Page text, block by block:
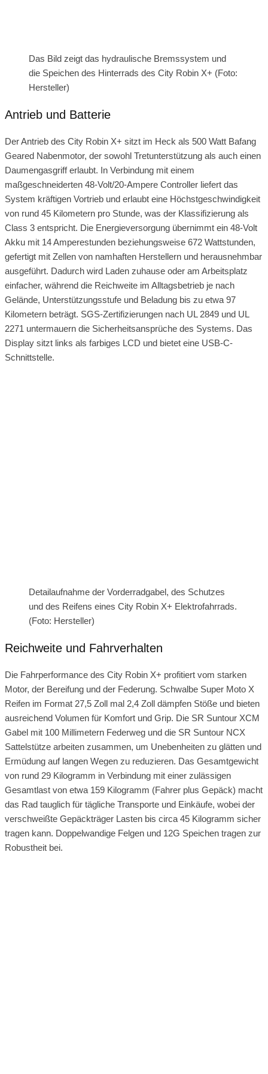
Das Bild zeigt das hydraulische Bremssystem und
die Speichen des Hinterrads des City Robin X+ (Foto:
Hersteller)
Antrieb und Batterie
Der Antrieb des City Robin X+ sitzt im Heck als 500 Watt Bafang
Geared Nabenmotor, der sowohl Tretunterstützung als auch einen
Daumengasgriff erlaubt. In Verbindung mit einem
maßgeschneiderten 48-Volt/20-Ampere Controller liefert das
System kräftigen Vortrieb und erlaubt eine Höchstgeschwindigkeit
von rund 45 Kilometern pro Stunde, was der Klassifizierung als
Class 3 entspricht. Die Energieversorgung übernimmt ein 48-Volt
Akku mit 14 Amperestunden beziehungsweise 672 Wattstunden,
gefertigt mit Zellen von namhaften Herstellern und herausnehmbar
ausgeführt. Dadurch wird Laden zuhause oder am Arbeitsplatz
einfacher, während die Reichweite im Alltagsbetrieb je nach
Gelände, Unterstützungsstufe und Beladung bis zu etwa 97
Kilometern beträgt. SGS-Zertifizierungen nach UL 2849 und UL
2271 untermauern die Sicherheitsansprüche des Systems. Das
Display sitzt links als farbiges LCD und bietet eine USB-C-
Schnittstelle.
Detailaufnahme der Vorderradgabel, des Schutzes
und des Reifens eines City Robin X+ Elektrofahrrads.
(Foto: Hersteller)
Reichweite und Fahrverhalten
Die Fahrperformance des City Robin X+ profitiert vom starken
Motor, der Bereifung und der Federung. Schwalbe Super Moto X
Reifen im Format 27,5 Zoll mal 2,4 Zoll dämpfen Stöße und bieten
ausreichend Volumen für Komfort und Grip. Die SR Suntour XCM
Gabel mit 100 Millimetern Federweg und die SR Suntour NCX
Sattelstütze arbeiten zusammen, um Unebenheiten zu glätten und
Ermüdung auf langen Wegen zu reduzieren. Das Gesamtgewicht
von rund 29 Kilogramm in Verbindung mit einer zulässigen
Gesamtlast von etwa 159 Kilogramm (Fahrer plus Gepäck) macht
das Rad tauglich für tägliche Transporte und Einkäufe, wobei der
verschweißte Gepäckträger Lasten bis circa 45 Kilogramm sicher
tragen kann. Doppelwandige Felgen und 12G Speichen tragen zur
Robustheit bei.